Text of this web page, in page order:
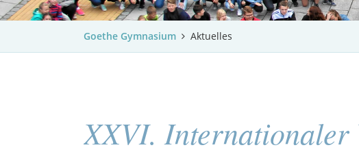
Goethe Gymnasium Aktuelles
XXVI. Internationaler